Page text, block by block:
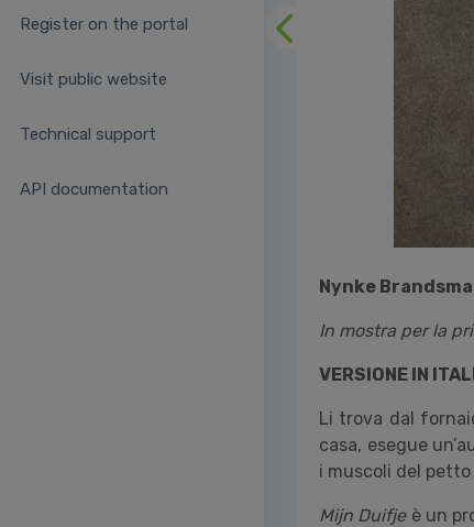
Register on the portal
Visit public website
Technical support
API documentation
Previous
Nynke
In mostra per la
VERSIONE IN
Li trova dal
casa, esegue
i muscoli del
Mijn Duifjeè un